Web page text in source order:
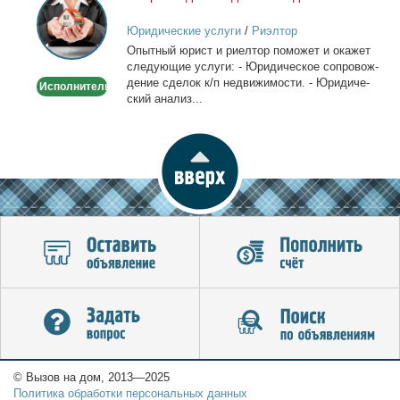
сделок
с
недвижимостью
Исполнитель
Юридические услуги/ Риэлтор
Опыт­ный юрист и ри­ел­тор по­мо­жет и ока­жет
сле­ду­ю­щие услу­ги: - Юри­ди­че­ское со­про­вож­
де­ние сде­лок к/п недви­жи­мо­сти. - Юри­ди­че­
ский ана­лиз...
© Вызов на дом, 2013—2025
Политика обработки персональных данных